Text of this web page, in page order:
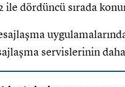
ile dördüncü sırada
servislerinin daha